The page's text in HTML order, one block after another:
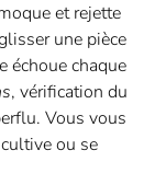
et rejette
une pièce
échoue chaque
, vérification du
Vous vous
ou se